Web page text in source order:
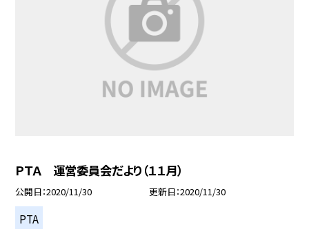
ＰＴＡ 運営委員会だより（１１月）
公開日 2020/11/30 更新日 2020/11/30
PTA